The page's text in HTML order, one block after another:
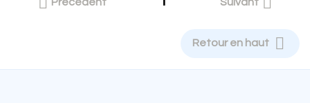
Retour en haut 